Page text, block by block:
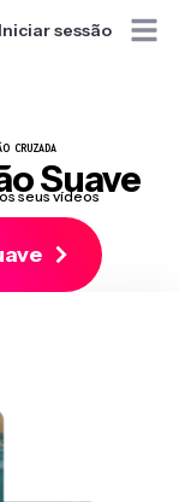
Iniciar sessão
CRUZADA
Suave
seus vídeos